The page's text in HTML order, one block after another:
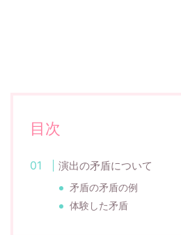
目次
演出の矛盾について
矛盾の矛盾の例
体験した矛盾